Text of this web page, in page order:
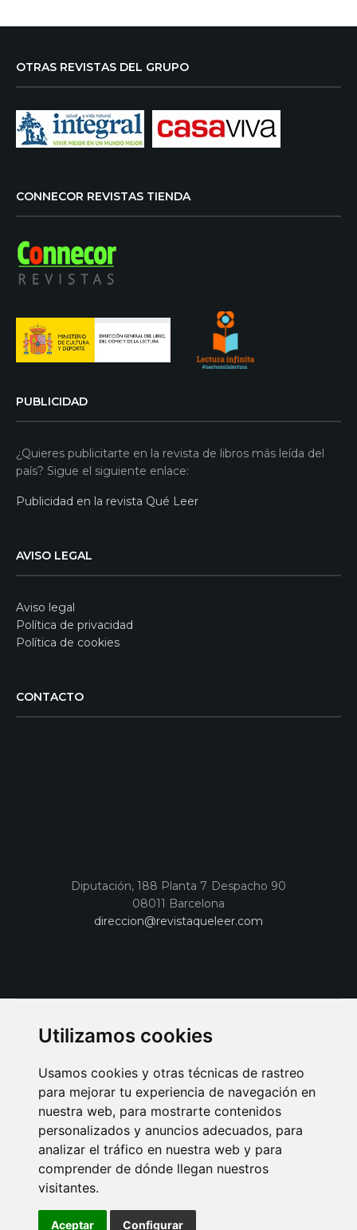
Utilizamos cookies
Usamos cookies y otras técnicas de rastreo
para mejorar tu experiencia de navegación en
nuestra web, para mostrarte contenidos
personalizados y anuncios adecuados, para
analizar el tráfico en nuestra web y para
comprender de dónde llegan nuestros
visitantes.
Aceptar Configurar
OTRAS REVISTAS DEL GRUPO
CONNECOR REVISTAS TIENDA
PUBLICIDAD
¿Quieres publicitarte en la revista de libros más leída del
país? Sigue el siguiente enlace:
Publicidad en la revista Qué Leer
AVISO LEGAL
Aviso legal
Política de privacidad
Política de cookies
CONTACTO
Diputación, 188 Planta 7 Despacho 90
08011 Barcelona
direccion@revistaqueleer.com
AVISO LEGAL POLITICA DE COOKIES
POLITICA DE PRIVACIDAD
PUBLICIDAD EN LA REVISTA QUÉ LEER
SORTEO-PREESTRENOS
SUSCRIPCIONES
Connecor Revistas